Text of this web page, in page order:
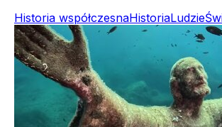
Historia współczesnaHistoriaLudzie